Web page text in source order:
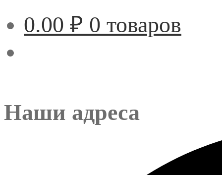
0.00 ₽ 0 товаров
Наши адреса